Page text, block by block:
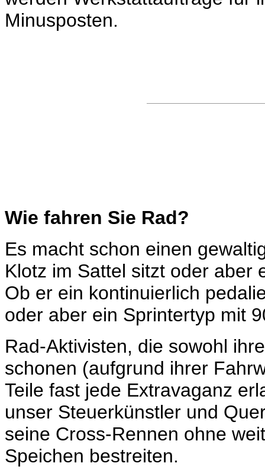
Minusposten.
Wie fahren Sie Rad?
Es macht schon einen
Klotz im Sattel sitzt oder aber
Ob er ein kontinuierlich
oder aber ein Sprintertyp mit
Rad-Aktivisten, die sowohl
schonen (aufgrund ihrer
Teile fast jede Extravaganz
unser Steuerkünstler und
seine Cross-Rennen ohne
Speichen bestreiten.